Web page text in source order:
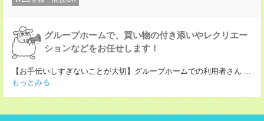
グループホームで、買い物の付き添いやレクリエー
ションなどをお任せします！
【お手伝いしすぎないことが大切】グループホームでの利用者さん ...
もっとみる